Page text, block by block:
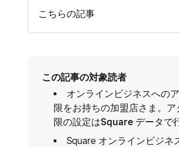
こちらの記事
この記事の対象読者
オンラインビジネスへの
限をお持ちの加盟店さま。ア
限の設定はSquare データで
Square オンラインビジネ